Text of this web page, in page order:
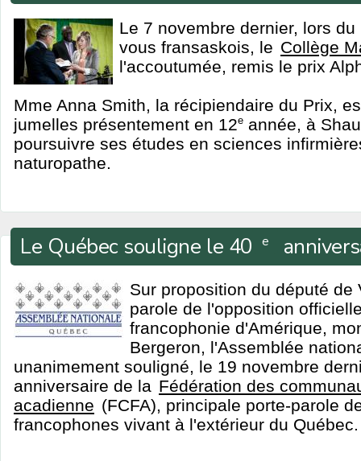
Le 7 novembre dernier, lors
vous fransaskois, le Collège
l'accoutumée, remis le prix
Mme Anna Smith, la récipiendaire du Prix,
jumelles présentement en 12e année, à
poursuivre ses études en sciences
naturopathe.
Le Québec souligne le 40 e
Sur proposition du député de
parole de l'opposition
francophonie d'Amérique,
Bergeron, l'Assemblée
unanimement souligné, le 19 novembre
anniversaire de la Fédération des
acadienne (FCFA), principale porte-parole
francophones vivant à l'extérieur du Québec.